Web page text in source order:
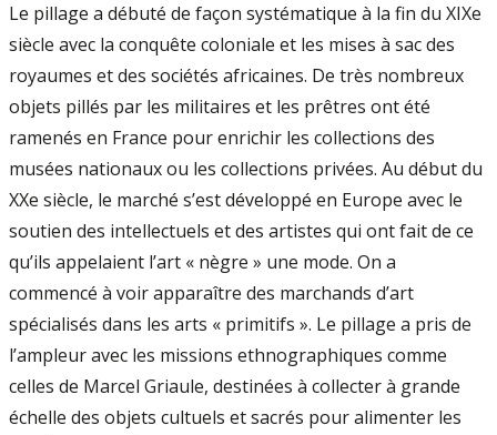
Le pillage a débuté de façon systématique à la fin du XIXe
siècle avec la conquête coloniale et les mises à sac des
royaumes et des sociétés africaines. De très nombreux
objets pillés par les militaires et les prêtres ont été
ramenés en France pour enrichir les collections des
musées nationaux ou les collections privées. Au début du
XXe siècle, le marché s’est développé en Europe avec le
soutien des intellectuels et des artistes qui ont fait de ce
qu’ils appelaient l’art « nègre » une mode. On a
commencé à voir apparaître des marchands d’art
spécialisés dans les arts « primitifs ». Le pillage a pris de
l’ampleur avec les missions ethnographiques comme
celles de Marcel Griaule, destinées à collecter à grande
échelle des objets cultuels et sacrés pour alimenter les